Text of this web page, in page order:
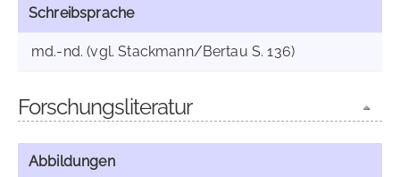
Schreibsprache
md.-nd. (vgl. Stackmann/Bertau S. 136)
Forschungsliteratur
Abbildungen